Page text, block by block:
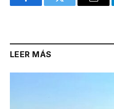
FacebookTwitter Email
LEER MÁS